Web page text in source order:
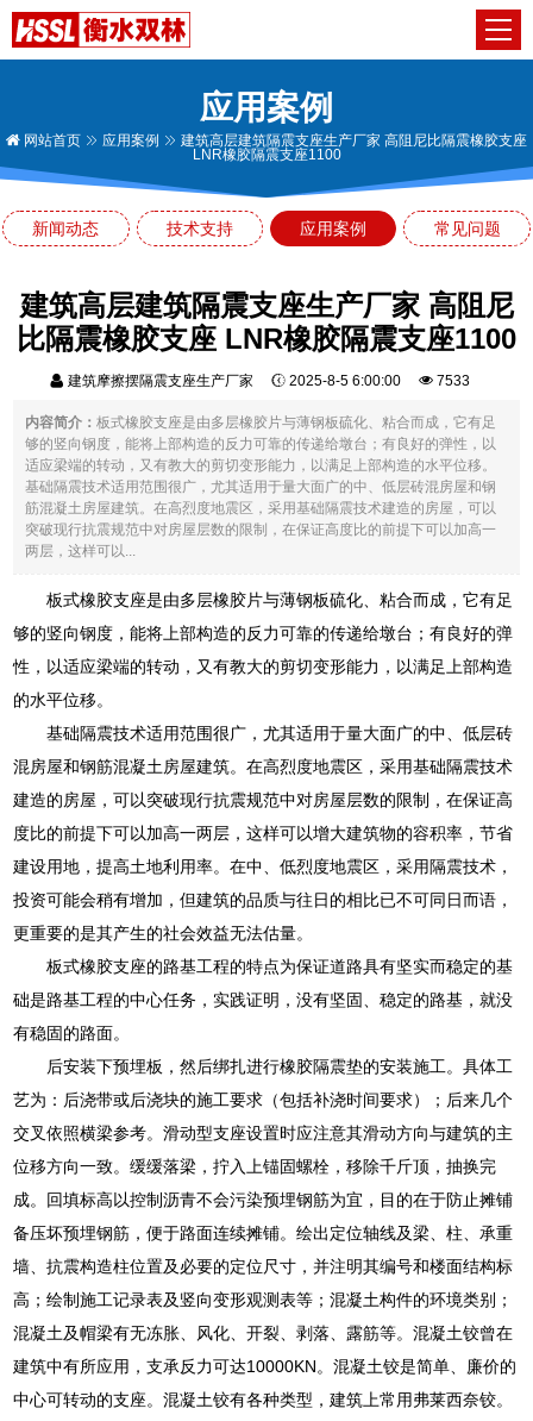
应用案例
网站首页 应用案例
建筑高层建筑隔震支座生产厂家 高阻尼比隔震橡胶支座
LNR橡胶隔震支座1100
新闻动态 技术支持 应用案例 常见问题
建筑高层建筑隔震支座生产厂家 高阻尼
比隔震橡胶支座 LNR橡胶隔震支座1100
建筑摩擦摆隔震支座生产厂家 2025-8-5 6:00:00 7533
内容简介：板式橡胶支座是由多层橡胶片与薄钢板硫化、粘合而成，它有足
够的竖向钢度，能将上部构造的反力可靠的传递给墩台；有良好的弹性，以
适应梁端的转动，又有教大的剪切变形能力，以满足上部构造的水平位移。
基础隔震技术适用范围很广，尤其适用于量大面广的中、低层砖混房屋和钢
筋混凝土房屋建筑。在高烈度地震区，采用基础隔震技术建造的房屋，可以
突破现行抗震规范中对房屋层数的限制，在保证高度比的前提下可以加高一
两层，这样可以...
板式橡胶支座是由多层橡胶片与薄钢板硫化、粘合而成，它有足
够的竖向钢度，能将上部构造的反力可靠的传递给墩台；有良好的弹
性，以适应梁端的转动，又有教大的剪切变形能力，以满足上部构造
的水平位移。
基础隔震技术适用范围很广，尤其适用于量大面广的中、低层砖
混房屋和钢筋混凝土房屋建筑。在高烈度地震区，采用基础隔震技术
建造的房屋，可以突破现行抗震规范中对房屋层数的限制，在保证高
度比的前提下可以加高一两层，这样可以增大建筑物的容积率，节省
建设用地，提高土地利用率。在中、低烈度地震区，采用隔震技术，
投资可能会稍有增加，但建筑的品质与往日的相比已不可同日而语，
更重要的是其产生的社会效益无法估量。
板式橡胶支座的路基工程的特点为保证道路具有坚实而稳定的基
础是路基工程的中心任务，实践证明，没有坚固、稳定的路基，就没
有稳固的路面。
后安装下预埋板，然后绑扎进行橡胶隔震垫的安装施工。具体工
艺为：后浇带或后浇块的施工要求（包括补浇时间要求）；后来几个
交叉依照横梁参考。滑动型支座设置时应注意其滑动方向与建筑的主
位移方向一致。缓缓落梁，拧入上锚固螺栓，移除千斤顶，抽换完
成。回填标高以控制沥青不会污染预埋钢筋为宜，目的在于防止摊铺
备压坏预埋钢筋，便于路面连续摊铺。绘出定位轴线及梁、柱、承重
墙、抗震构造柱位置及必要的定位尺寸，并注明其编号和楼面结构标
高；绘制施工记录表及竖向变形观测表等；混凝土构件的环境类别；
混凝土及帽梁有无冻胀、风化、开裂、剥落、露筋等。混凝土铰曾在
建筑中有所应用，支承反力可达10000KN。混凝土铰是简单、廉价的
中心可转动的支座。混凝土铰有各种类型，建筑上常用弗莱西奈铰。